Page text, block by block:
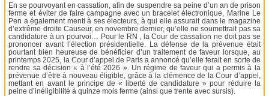
En se pourvoyant en cassation, afin de suspendre sa peine d’un an de prison
ferme et éviter de faire campagne avec un bracelet électronique, Marine Le
Pen a également menti à ses électeurs, à qui elle assurait dans le magazine
d’extrême droite Causeur, en novembre dernier, qu’elle ne soumettrait pas sa
candidature à un pourvoi… Pour le RN , la Cour de cassation ne doit pas se
prononcer avant l’élection présidentielle. La défense de la prévenue était
pourtant bien heureuse de bénéficier d’un traitement de faveur lorsque, au
printemps 2025, la Cour d’appel de Paris a annoncé qu’elle ferait en sorte de
rendre sa décision « à l’été 2026 ». Un régime de faveur qui a permis à la
prévenue d’être à nouveau éligible, grâce à la clémence de la Cour d’appel,
mettant en avant le principe de « liberté de candidature » pour réduire la
peine d’inéligibilité à quinze mois ferme (ainsi que trente avec sursis).